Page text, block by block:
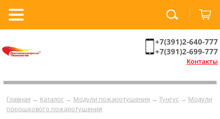
+7(391)2-640-777
+7(391)2-699-777
Контакты
Главная → Каталог → Модули пожаротушения →Тунгус → Модули
порошкового пожаротушения